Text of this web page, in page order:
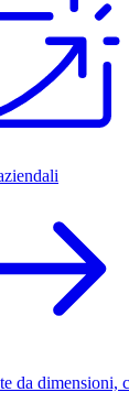
da dimensioni,